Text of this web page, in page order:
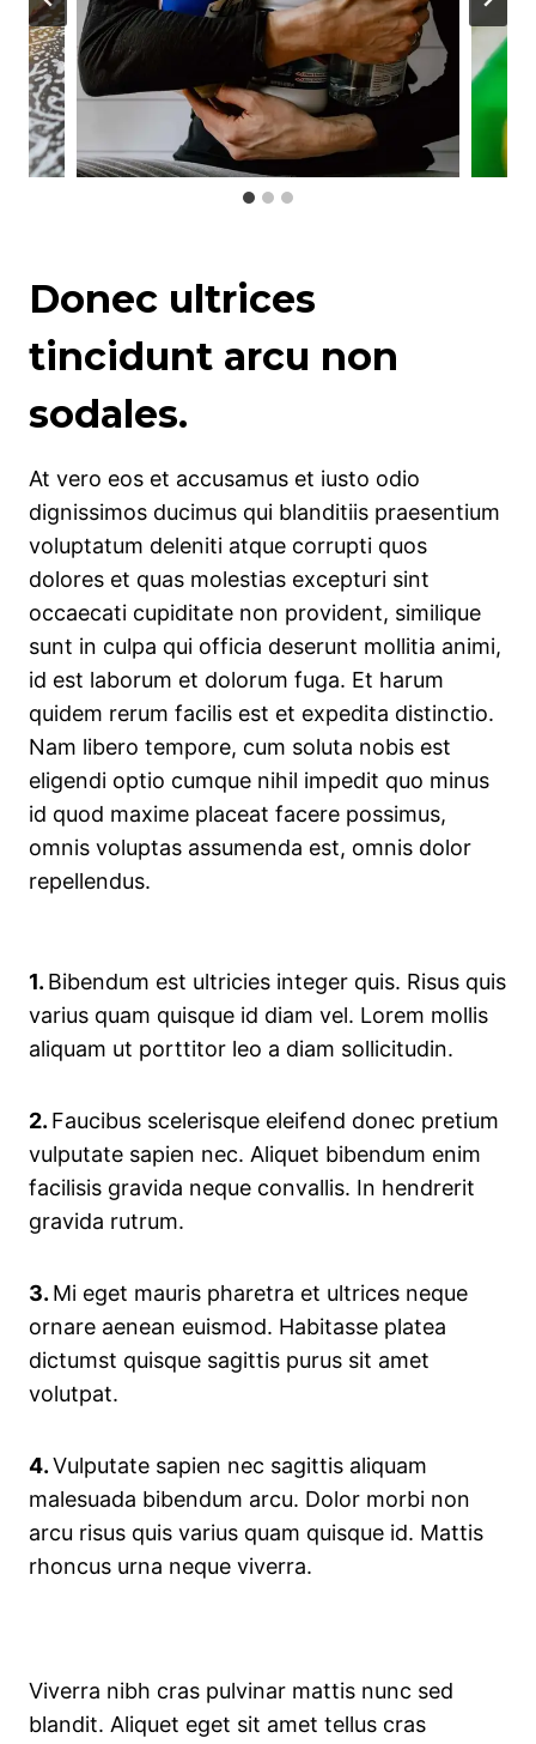
Donec ultrices
tincidunt arcu non
sodales.
At vero eos et accusamus et iusto odio
dignissimos ducimus qui blanditiis praesentium
voluptatum deleniti atque corrupti quos
dolores et quas molestias excepturi sint
occaecati cupiditate non provident, similique
sunt in culpa qui officia deserunt mollitia animi,
id est laborum et dolorum fuga. Et harum
quidem rerum facilis est et expedita distinctio.
Nam libero tempore, cum soluta nobis est
eligendi optio cumque nihil impedit quo minus
id quod maxime placeat facere possimus,
omnis voluptas assumenda est, omnis dolor
repellendus.
1. Bibendum est ultricies integer quis. Risus quis
varius quam quisque id diam vel. Lorem mollis
aliquam ut porttitor leo a diam sollicitudin.
2. Faucibus scelerisque eleifend donec pretium
vulputate sapien nec. Aliquet bibendum enim
facilisis gravida neque convallis. In hendrerit
gravida rutrum.
3. Mi eget mauris pharetra et ultrices neque
ornare aenean euismod. Habitasse platea
dictumst quisque sagittis purus sit amet
volutpat.
4.Vulputate sapien nec sagittis aliquam
malesuada bibendum arcu. Dolor morbi non
arcu risus quis varius quam quisque id. Mattis
rhoncus urna neque viverra.
Viverra nibh cras pulvinar mattis nunc sed
blandit. Aliquet eget sit amet tellus cras